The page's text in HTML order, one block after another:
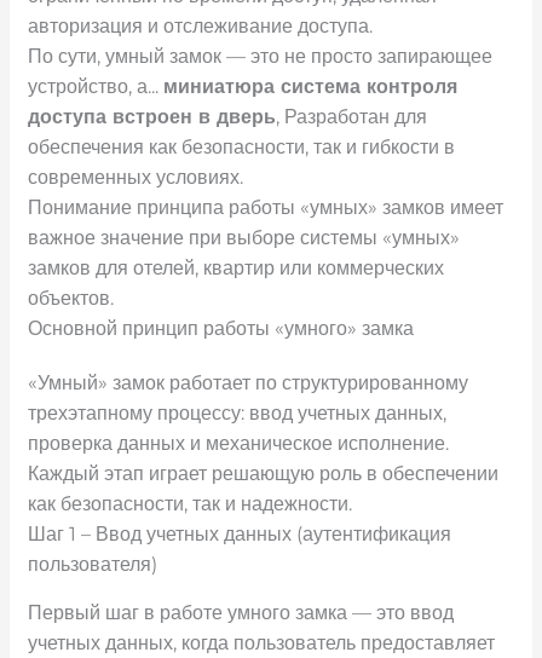
авторизация и отслеживание доступа.
По сути, умный замок — это не просто запирающее
устройство, а... миниатюрасистема контроля
доступа встроен в дверь, Разработан для
обеспечения как безопасности, так и гибкости в
современных условиях.
Понимание принципа работы «умных» замков имеет
важное значение при выборе системы «умных»
замков для отелей, квартир или коммерческих
объектов.
Основной принцип работы «умного» замка
«Умный» замок работает по структурированному
трехэтапному процессу: ввод учетных данных,
проверка данных и механическое исполнение.
Каждый этап играет решающую роль в обеспечении
как безопасности, так и надежности.
Шаг 1 – Ввод учетных данных (аутентификация
пользователя)
Первый шаг в работе умного замка — это ввод
учетных данных, когда пользователь предоставляет